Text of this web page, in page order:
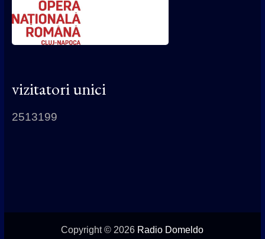
vizitatori unici
2513199
Copyright © 2026 Radio Domeldo